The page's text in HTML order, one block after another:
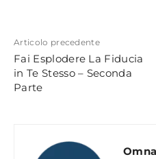
Articolo precedente
Fai Esplodere La Fiducia
in Te Stesso – Seconda
Parte